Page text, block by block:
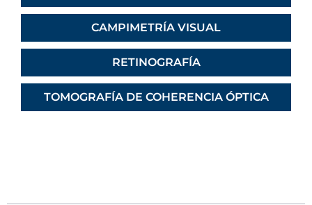
CAMPIMETRÍA VISUAL
RETINOGRAFÍA
TOMOGRAFÍA DE COHERENCIA ÓPTICA